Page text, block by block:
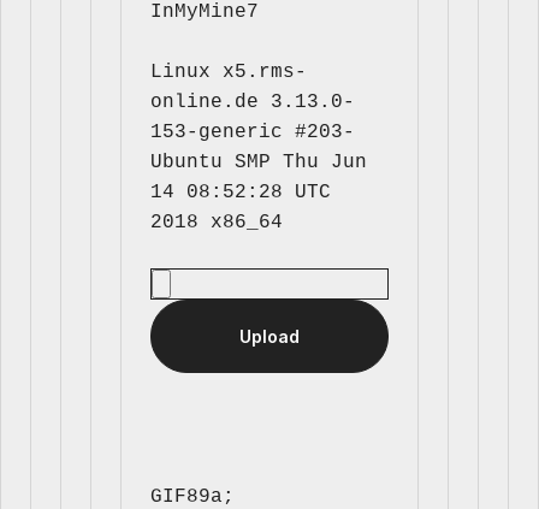
InMyMine7
Linux x5.rms-
online.de 3.13.0-
153-generic #203-
Ubuntu SMP Thu Jun
14 08:52:28 UTC
GIF89a;